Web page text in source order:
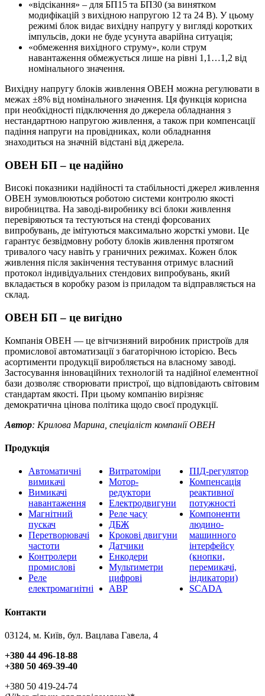
«відсікання» – для БП15 та БП30 (за винятком
модифікацій з вихідною напругою 12 та 24 В). У цьому
режимі блок видає вихідну напругу у вигляді коротких
імпульсів, доки не буде усунута аварійна ситуація;
«обмеження вихідного струму», коли струм
навантаження обмежується лише на рівні 1,1…1,2 від
номінального значення.
Вихідну напругу блоків живлення ОВЕН можна регулювати в
межах ±8% від номінального значення. Ця функція корисна
при необхідності підключення до джерела обладнання з
нестандартною напругою живлення, а також при компенсації
падіння напруги на провідниках, коли обладнання
знаходиться на значній відстані від джерела.
ОВЕН БП – це надійно
Високі показники надійності та стабільності джерел живлення
ОВЕН зумовлюються роботою системи контролю якості
виробництва. На заводі-виробнику всі блоки живлення
перевіряються та тестуються на стенді форсованих
випробувань, де імітуються максимально жорсткі умови. Це
гарантує безвідмовну роботу блоків живлення протягом
тривалого часу навіть у граничних режимах. Кожен блок
живлення після закінчення тестування отримує власний
протокол індивідуальних стендових випробувань, який
вкладається в коробку разом із приладом та відправляється на
склад.
ОВЕН БП – це вигідно
Компанія ОВЕН — це вітчизняний виробник пристроїв для
промислової автоматизації з багаторічною історією. Весь
асортименти продукції виробляється на власному заводі.
Застосування інноваційних технологій та надійної елементної
бази дозволяє створювати пристрої, що відповідають світовим
стандартам якості. При цьому компанію вирізняє
демократична цінова політика щодо своєї продукції.
Автор: Крилова Марина, спеціаліст компанії ОВЕН
Продукція
Автоматичні
вимикачі
Вимикачі
навантаження
Магнітний
пускач
Перетворювачі
частоти
Контролери
промислові
Реле
електромагнітні
Витратоміри
Мотор-
редуктори
Електродвигуни
Реле часу
ДБЖ
Крокові двигуни
Датчики
Енкодери
Мультиметри
цифрові
АВР
ПІД-регулятор
Компенсація
реактивної
потужності
Компоненти
людино-
машинного
інтерфейсу
(кнопки,
перемикачі,
індикатори)
SCADA
Контакти
03124, м. Київ, бул. Вацлава Гавела, 4
+380 44 496-18-88
+380 50 469-39-40
+380 50 419-24-74